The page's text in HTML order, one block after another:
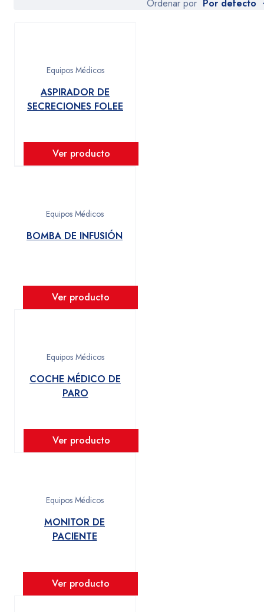
Av. Emancipación 549 1er Piso stand. 118A- 118B, Cercado de
Ordenar por Por defecto
Equipos Médicos
ASPIRADOR DE
SECRECIONES FOLEE
Ver producto
Equipos Médicos
BOMBA DE INFUSIÓN
Ver producto
Equipos Médicos
COCHE MÉDICO DE
PARO
Ver producto
Equipos Médicos
MONITOR DE
PACIENTE
Ver producto